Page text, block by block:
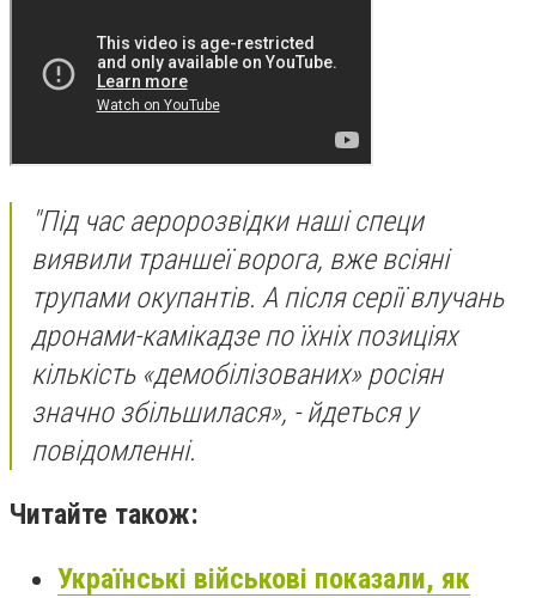
"Під час аеророзвідки наші специ
виявили траншеї ворога, вже всіяні
трупами окупантів. А після серії влучань
дронами-камікадзе по їхніх позиціях
кількість «демобілізованих» росіян
значно збільшилася», - йдеться у
повідомленні.
Читайте також:
Українські військові показали, як